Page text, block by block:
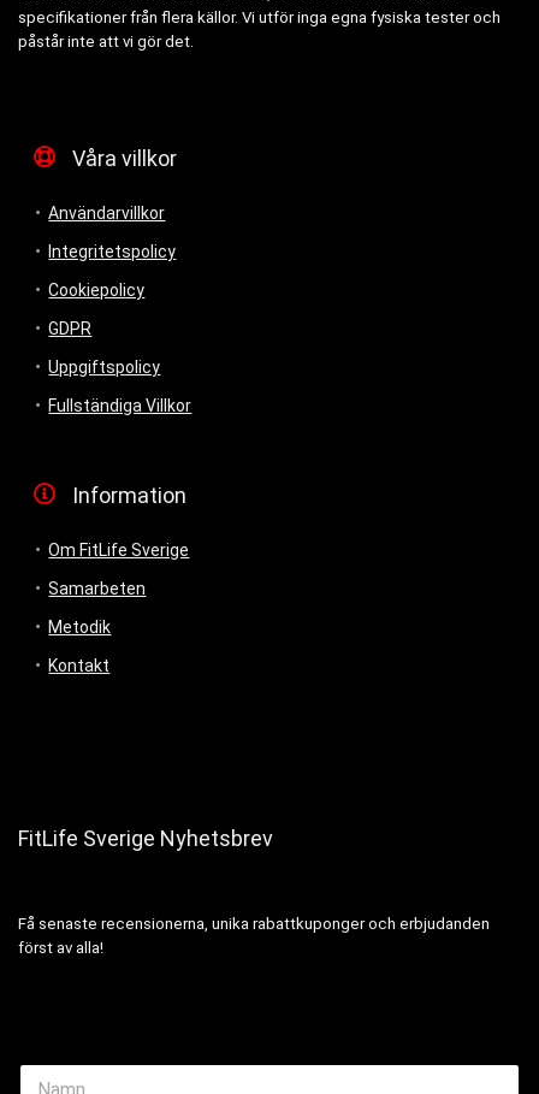
specifikationer från flera källor. Vi utför inga egna fysiska tester och
påstår inte att vi gör det.
Våra villkor
Användarvillkor
Integritetspolicy
Cookiepolicy
GDPR
Uppgiftspolicy
Fullständiga Villkor
Information
Om FitLife Sverige
Samarbeten
Metodik
Kontakt
FitLife Sverige Nyhetsbrev
Få senaste recensionerna, unika rabattkuponger och erbjudanden
först av alla!
N